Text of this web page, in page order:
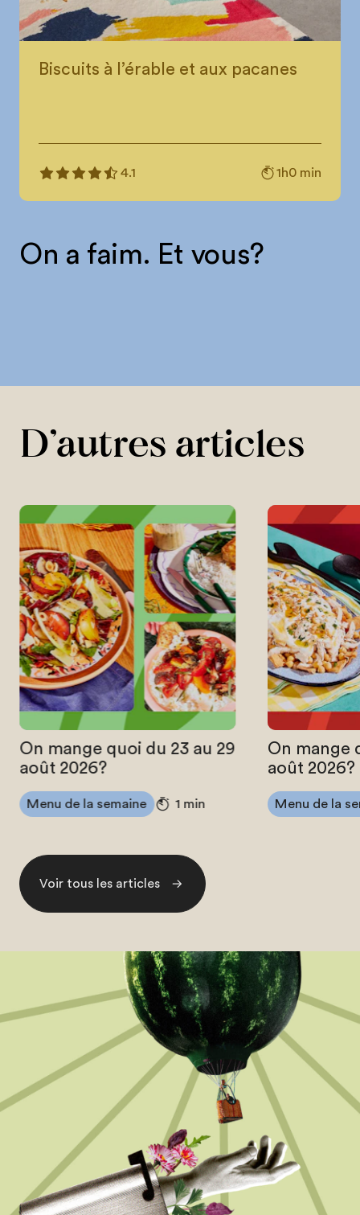
Biscuits à l’érable et aux pacanes
4.1 1h0 min
On a faim. Et vous?
D’autres articles
On mange quoi du 23 au 29
août 2026?
Menu de la semaine 1 min
On mange
août 2026?
Menu de la
Voir tous les articles